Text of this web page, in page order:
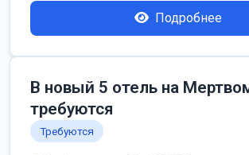
Подробнее
В новый 5 отель на
требуются
Требуются